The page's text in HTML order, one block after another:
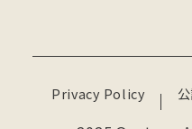
Privacy Policy